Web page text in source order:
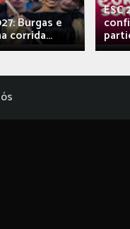
Burgas e
corrida...
ESC